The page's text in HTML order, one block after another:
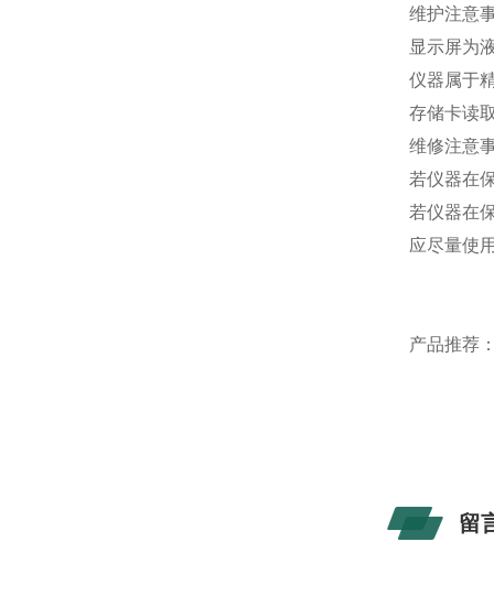
维护注意
显示屏为
仪器属于
存储卡读
维修注意
若仪器在
若仪器在
应尽量使
产品推荐
留